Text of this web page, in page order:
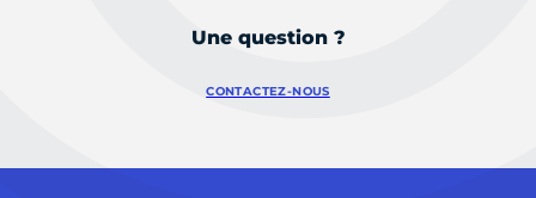
Une question ?
CONTACTEZ-NOUS